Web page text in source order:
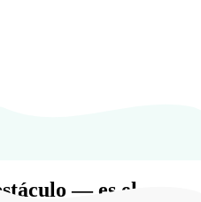
— es el